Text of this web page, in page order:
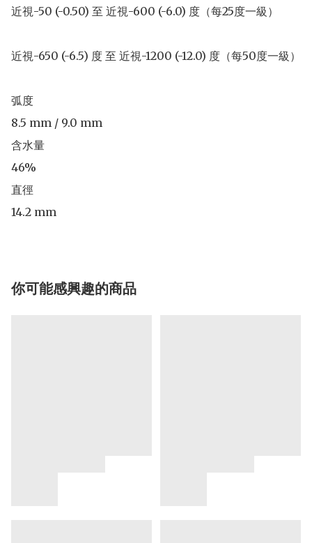
近視-50 (-0.50) 至 近視-600 (-6.0) 度（每25度一級）
近視-650 (-6.5) 度 至 近視-1200 (-12.0) 度（每50度一級）
弧度
8.5 mm / 9.0 mm
含水量
46%
直徑
14.2 mm
你可能感興趣的商品